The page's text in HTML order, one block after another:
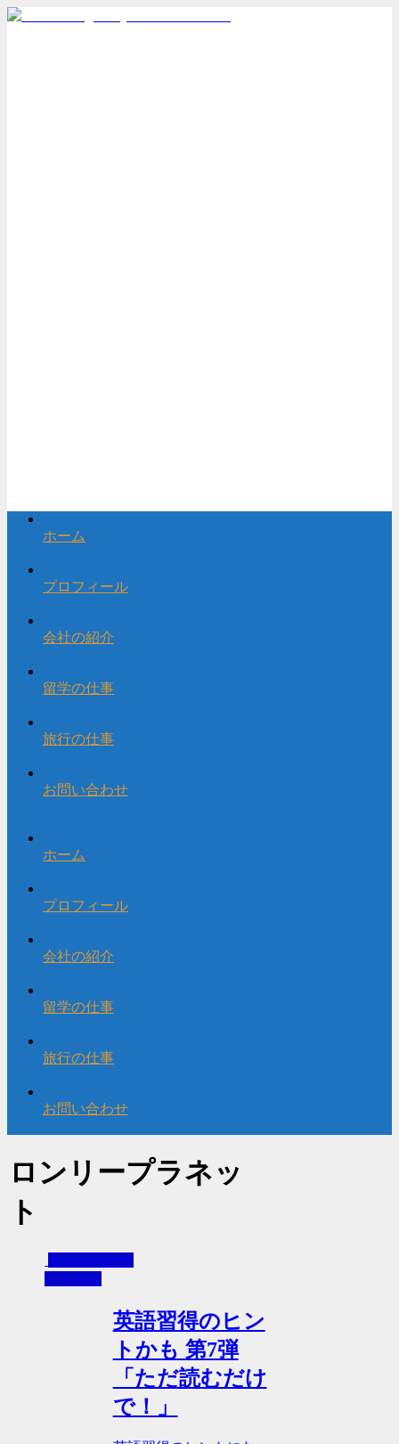
ホーム
プロフィール
会社の紹介
留学の仕事
旅行の仕事
お問い合わせ
ホーム
プロフィール
会社の紹介
留学の仕事
旅行の仕事
お問い合わせ
ロンリープラネッ
ト
英語習得のヒ
ントかも
英語習得のヒン
トかも 第7弾
「ただ読むだけ
で！」